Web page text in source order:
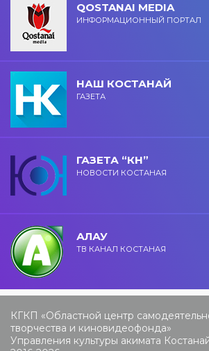
QOSTANAI MEDIA
ИНФОРМАЦИОННЫЙ ПОРТАЛ
НАШ КОСТАНАЙ
ГАЗЕТА
ГАЗЕТА “КН”
НОВОСТИ КОСТАНАЯ
АЛАУ
ТВ КАНАЛ КОСТАНАЯ
КГКП «Областной центр
творчества и киновидеофонда»
Управления культуры акимата